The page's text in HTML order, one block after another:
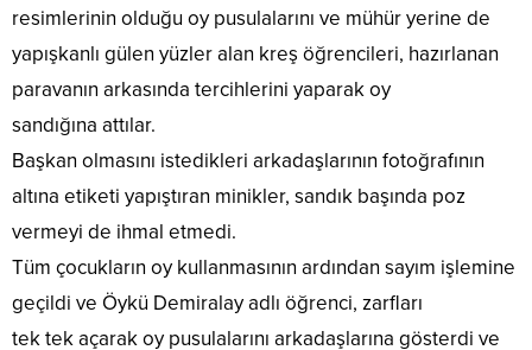
resimlerinin olduğu oy pusulalarını ve mühür yerine de
yapışkanlı gülen yüzler alan kreş öğrencileri, hazırlanan
paravanın arkasında tercihlerini yaparak oy
sandığına attılar.
Başkan olmasını istedikleri arkadaşlarının fotoğrafının
altına etiketi yapıştıran minikler, sandık başında poz
vermeyi de ihmal etmedi.
Tüm çocukların oy kullanmasının ardından sayım işlemine
geçildi ve Öykü Demiralay adlı öğrenci, zarfları
tek tek açarak oy pusulalarını arkadaşlarına gösterdi ve